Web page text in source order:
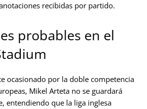
recibidas por partido.
probables en el
ocasionado por la doble competencia
Mikel Arteta no se guardará
entendiendo que la liga inglesa